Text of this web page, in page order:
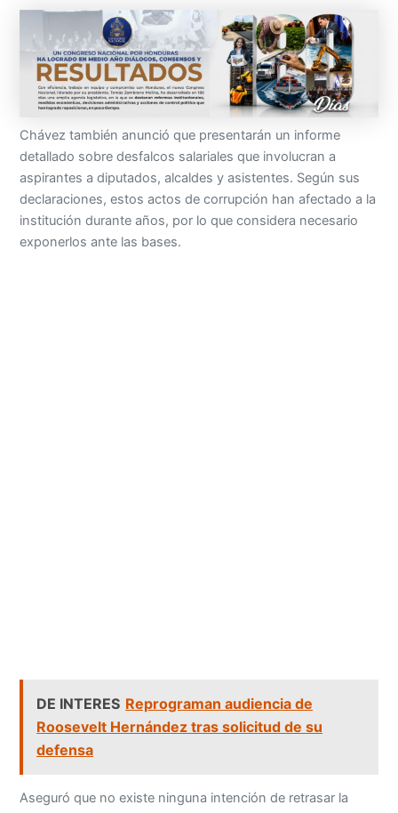
Chávez también anunció que presentarán un informe
detallado sobre desfalcos salariales que involucran a
aspirantes a diputados, alcaldes y asistentes. Según sus
declaraciones, estos actos de corrupción han afectado a la
institución durante años, por lo que considera necesario
exponerlos ante las bases.
DE INTERES Reprograman audiencia de
Roosevelt Hernández tras solicitud de su
defensa
Aseguró que no existe ninguna intención de retrasar la